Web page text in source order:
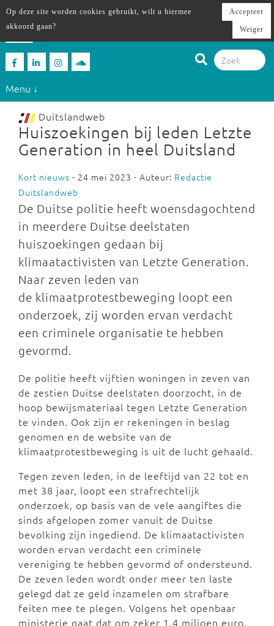
Menu ↓
Duitslandweb
Huiszoekingen bij leden Letzte
Generation in heel Duitsland
Kort nieuws - 24 mei 2023 - Auteur: Redactie
Duitslandweb
De Duitse politie heeft woensdagochtend
in meerdere Duitse deelstaten
huiszoekingen gedaan bij
klimaatactivisten van Letzte Generation.
Naar zeven leden van
de klimaatprotestbeweging loopt een
onderzoek, zij worden ervan verdacht
een criminele organisatie te hebben
gevormd.
De politie heeft vijftien woningen in zeven van
de zestien Duitse deelstaten doorzocht, in de
hoop bewijsmateriaal tegen Letzte Generation
te vinden. Ook zijn er rekeningen in beslag
genomen en de website van de
klimaatprotestbeweging is uit de lucht gehaald.
Tegen zeven leden, in de leeftijd van 22 tot en
met 38 jaar, loopt een strafrechtelijk
onderzoek, op basis van de vele aangiftes die
sinds afgelopen zomer vanuit de Duitse
bevolking zijn ingediend. De klimaatactivisten
worden ervan verdacht een criminele
vereniging te hebben gevormd of ondersteund.
De zeven leden wordt onder meer ten laste
gelegd dat ze geld inzamelen om strafbare
feiten mee te plegen. Volgens het openbaar
ministerie gaat dat om zeker 1,4 miljoen euro.
Op deze site worden cookies gebruikt, wilt u hiermee
akkoord gaan?
Accepteer
Weiger